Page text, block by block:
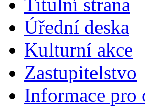
Titulní strana
Úřední deska
Kulturní akce
Zastupitelstvo
Informace pro